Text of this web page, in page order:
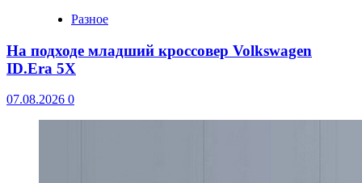
Разное
На подходе младший кроссовер Volkswagen
ID.Era 5X
07.08.2026 0